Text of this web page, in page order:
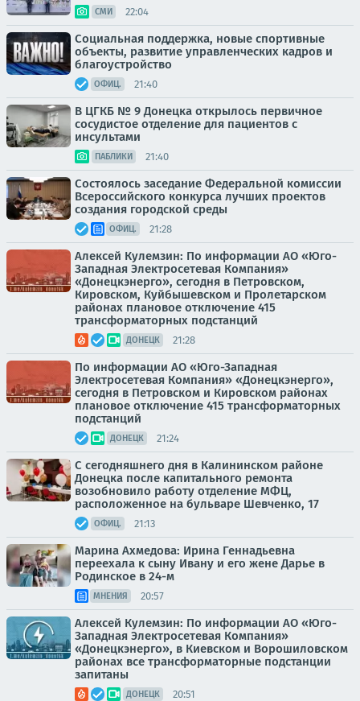
СМИ 22:04
Социальная поддержка, новые спортивные
объекты, развитие управленческих кадров и
благоустройство
ОФИЦ. 21:40
В ЦГКБ № 9 Донецка открылось первичное
сосудистое отделение для пациентов с
инсультами
ПАБЛИКИ 21:40
Состоялось заседание Федеральной комиссии
Всероссийского конкурса лучших проектов
создания городской среды
ОФИЦ. 21:28
Алексей Кулемзин: По информации АО «Юго-
Западная Электросетевая Компания»
«Донецкэнерго», сегодня в Петровском,
Кировском, Куйбышевском и Пролетарском
районах плановое отключение 415
трансформаторных подстанций
ДОНЕЦК 21:28
По информации АО «Юго-Западная
Электросетевая Компания» «Донецкэнерго»,
сегодня в Петровском и Кировском районах
плановое отключение 415 трансформаторных
подстанций
ДОНЕЦК 21:24
С сегодняшнего дня в Калининском районе
Донецка после капитального ремонта
возобновило работу отделение МФЦ,
расположенное на бульваре Шевченко, 17
ОФИЦ. 21:13
Марина Ахмедова: Ирина Геннадьевна
переехала к сыну Ивану и его жене Дарье в
Родинское в 24-м
МНЕНИЯ 20:57
Алексей Кулемзин: По информации АО «Юго-
Западная Электросетевая Компания»
«Донецкэнерго», в Киевском и Ворошиловском
районах все трансформаторные подстанции
запитаны
ДОНЕЦК 20:51